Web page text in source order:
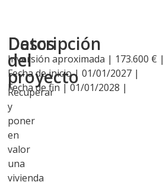
Descripción
del
proyecto
Recuperar
y
poner
en
valor
una
vivienda
Datos
Inversión aproximada | 173.600 € |
Fecha de inicio | 01/01/2027 |
Fecha de fin | 01/01/2028 |